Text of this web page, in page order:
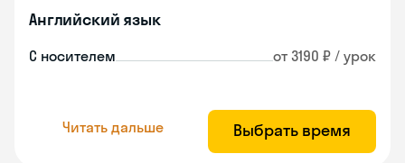
Английский язык
С носителем от 3190 ₽ / урок
Читать дальше Выбрать время